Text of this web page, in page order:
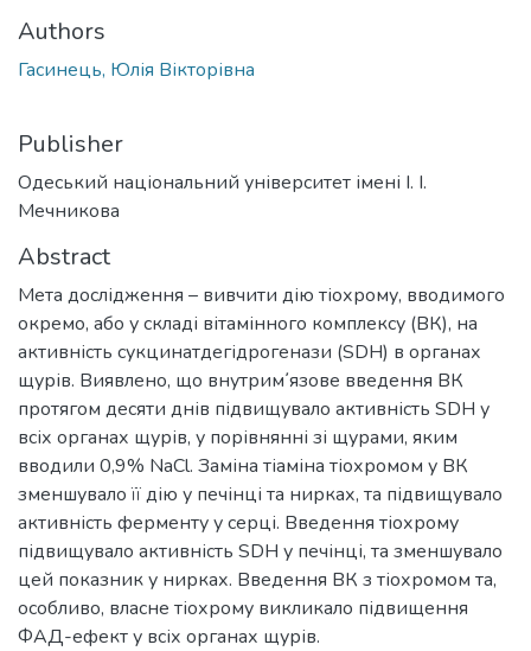
Authors
Гасинець, Юлія Вікторівна
Publisher
Одеський національний університет імені І. І.
Мечникова
Abstract
Мета дослідження – вивчити дію тіохрому, вводимого
окремо, або у складі вітамінного комплексу (ВК), на
активність сукцинатдегідрогенази (SDH) в органах
щурів. Виявлено, що внутрим᾽язове введення ВК
протягом десяти днів підвищувало активність SDH у
всіх органах щурів, у порівнянні зі щурами, яким
вводили 0,9% NaCl. Заміна тіаміна тіохромом у ВК
зменшувало її дію у печінці та нирках, та підвищувало
активність ферменту у серці. Введення тіохрому
підвищувало активність SDH у печінці, та зменшувало
цей показник у нирках. Введення ВК з тіохромом та,
особливо, власне тіохрому викликало підвищення
ФАД-ефект у всіх органах щурів.